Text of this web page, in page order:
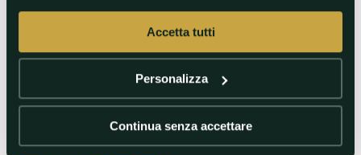
Accetta tutti
Personalizza
Continua senza accettare
stella. Sei gli "italiani" convocati.
#Europe
#EuropeanChampionship
#Europei
#Poland #Polonia
27/04/2021 23:53